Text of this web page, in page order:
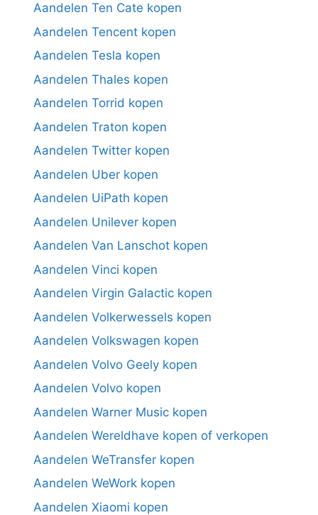
Aandelen Ten Cate kopen
Aandelen Tencent kopen
Aandelen Tesla kopen
Aandelen Thales kopen
Aandelen Torrid kopen
Aandelen Traton kopen
Aandelen Twitter kopen
Aandelen Uber kopen
Aandelen UiPath kopen
Aandelen Unilever kopen
Aandelen Van Lanschot kopen
Aandelen Vinci kopen
Aandelen Virgin Galactic kopen
Aandelen Volkerwessels kopen
Aandelen Volkswagen kopen
Aandelen Volvo Geely kopen
Aandelen Volvo kopen
Aandelen Warner Music kopen
Aandelen Wereldhave kopen of verkopen
Aandelen WeTransfer kopen
Aandelen WeWork kopen
Aandelen Xiaomi kopen